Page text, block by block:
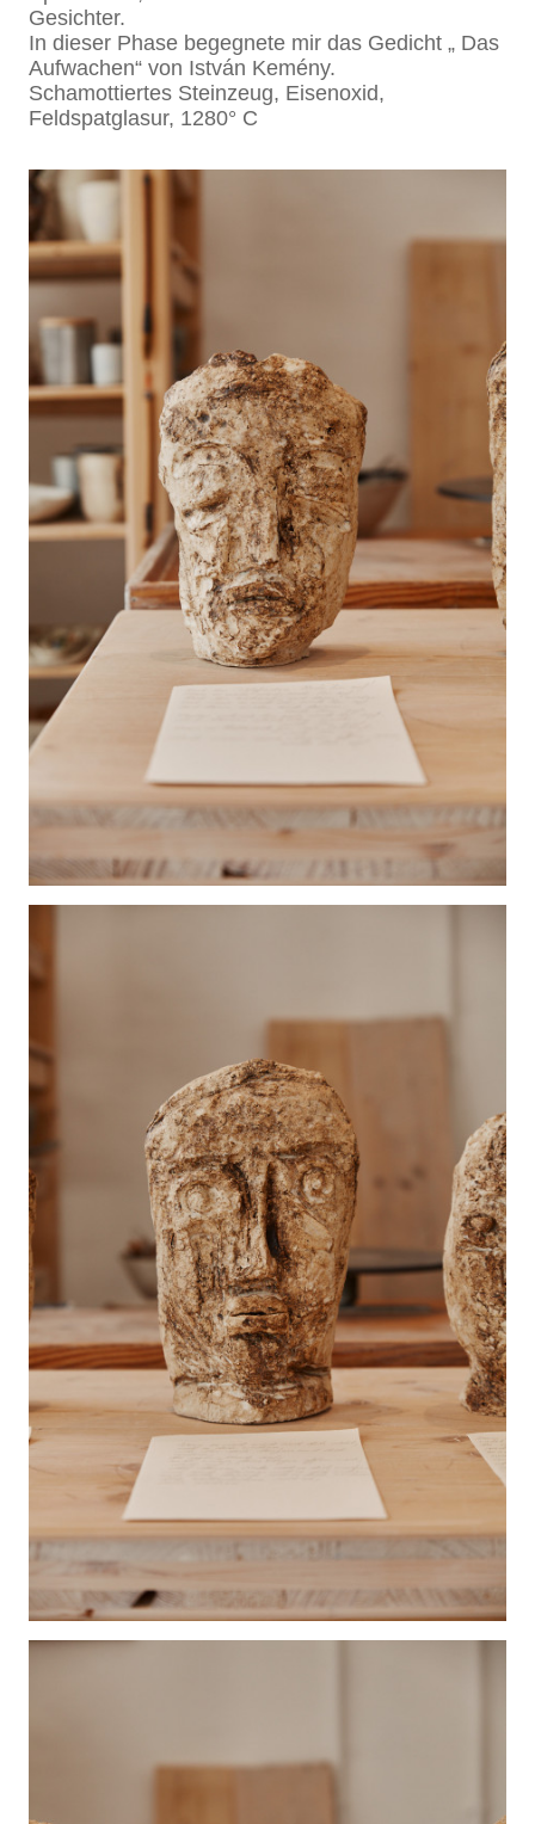
Gesichter.
In dieser Phase begegnete mir das Gedicht „ Das
Aufwachen“ von István Kemény.
Schamottiertes Steinzeug, Eisenoxid,
Feldspatglasur, 1280° C